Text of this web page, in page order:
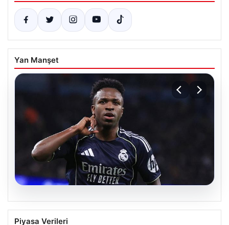
Yan Manşet
07.08.2026
Vinicius Jr. Real Madrid ile geleceğini
Piyasa Verileri